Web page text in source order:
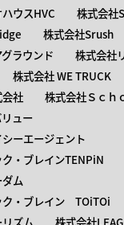
ウスHVC
株式会社
株式会社Srush
ラウンド
株式会社
株式会社 WE TRUCK
社
株式会社Ｓｃｈ
ュー
ーエージェント
・ブレインTENPiN
ム
ク・ブレイン TOiTOi